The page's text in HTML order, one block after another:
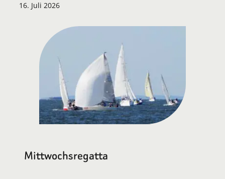
16. Juli 2026
Mittwochsregatta